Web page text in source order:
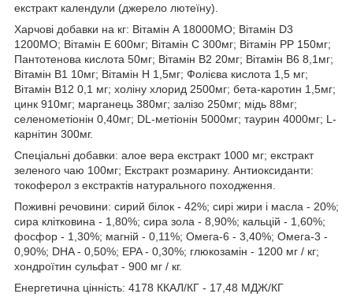
екстракт календули (джерело лютеїну).
Харчові добавки на кг: Вітамін А 18000МО; Вітамін D3
1200МО; Вітамін Е 600мг; Вітамін С 300мг; Вітамін РР 150мг;
Пантотенова кислота 50мг; Вітамін В2 20мг; Вітамін В6 8,1мг;
Вітамін В1 10мг; Вітамін Н 1,5мг; Фолієва кислота 1,5 мг;
Вітамін В12 0,1 мг; холіну хлорид 2500мг; бета-каротин 1,5мг;
цинк 910мг; марганець 380мг; залізо 250мг; мідь 88мг;
селенометіонін 0,40мг; DL-метіонін 5000мг; таурин 4000мг; L-
карнітин 300мг.
Спеціальні добавки: алое вера екстракт 1000 мг; екстракт
зеленого чаю 100мг; Екстракт розмарину. Антиоксиданти:
токоферол з екстрактів натурального походження.
Поживні речовини: сирий білок - 42%; сирі жири і масла - 20%;
сира клітковина - 1,80%; сира зола - 8,90%; кальцій - 1,60%;
фосфор - 1,30%; магній - 0,11%; Омега-6 - 3,40%; Омега-3 -
0,90%; DHA - 0,50%; EPA - 0,30%; глюкозамін - 1200 мг / кг;
хондроїтин сульфат - 900 мг / кг.
Енергетична цінність: 4178 ККАЛ/КГ - 17,48 МДЖ/КГ